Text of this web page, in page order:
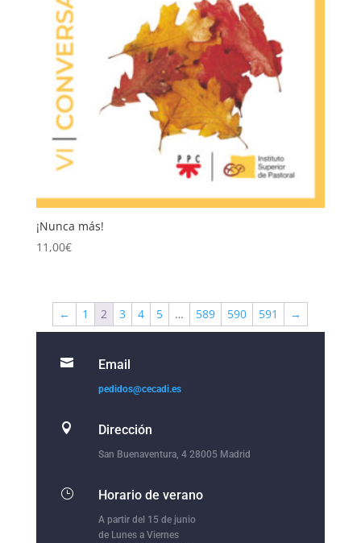
¡Nunca más!
11,00€
← 1 2 3 4 5 … 589 590 591 →
 Email
pedidos@cecadi.es
 Dirección
San Buenaventura, 4 28005 Madrid
} Horario de verano
A partir del 15 de junio
de Lunes a Viernes